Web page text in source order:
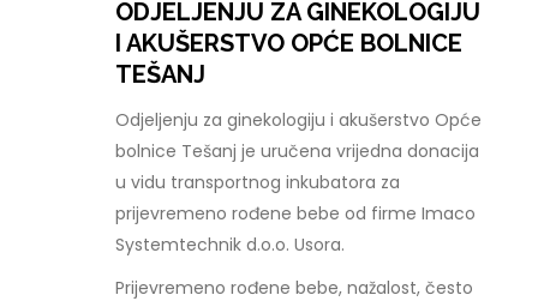
ODJELJENJU ZA GINEKOLOGIJU
I AKUŠERSTVO OPĆE BOLNICE
TEŠANJ
Odjeljenju za ginekologiju i akušerstvo Opće
bolnice Tešanj je uručena vrijedna donacija
u vidu transportnog inkubatora za
prijevremeno rođene bebe od firme Imaco
Systemtechnik d.o.o. Usora.
Prijevremeno rođene bebe, nažalost, često